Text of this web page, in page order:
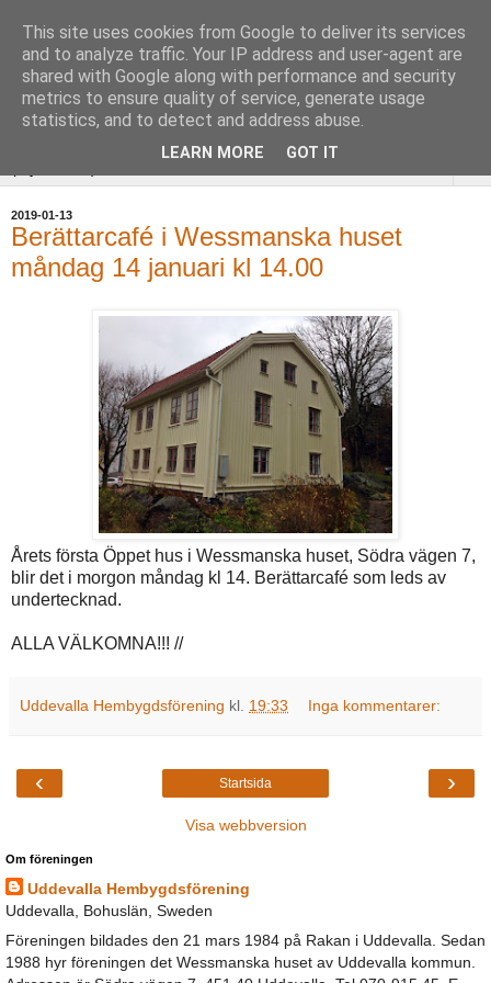
Uddevalla
Hembygdsförening
2019-01-13
Berättarcafé i Wessmanska huset
måndag 14 januari kl 14.00
Årets första Öppet hus i Wessmanska huset, Södra vägen 7,
blir det i morgon måndag kl 14. Berättarcafé som leds av
undertecknad.
ALLA VÄLKOMNA!!! //
Uddevalla Hembygdsförening kl. 19:33 Inga kommentarer:
‹ ›
Startsida
Visa webbversion
Om föreningen
Uddevalla Hembygdsförening
Uddevalla, Bohuslän, Sweden
Föreningen bildades den 21 mars 1984 på Rakan i Uddevalla. Sedan
1988 hyr föreningen det Wessmanska huset av Uddevalla kommun.
This site uses cookies from Google to deliver its services
and to analyze traffic. Your IP address and user-agent are
shared with Google along with performance and security
metrics to ensure quality of service, generate usage
statistics, and to detect and address abuse.
LEARN MORE GOT IT